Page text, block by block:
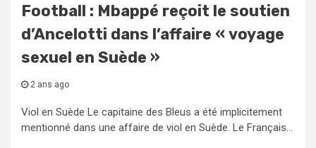
Football : Mbappé reçoit le soutien
d’Ancelotti dans l’affaire « voyage
sexuel en Suède »
2 ans ago
Viol en Suède Le capitaine des Bleus a été implicitement
mentionné dans une affaire de viol en Suède. Le Français...